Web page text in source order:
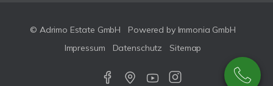
© Adrimo Estate GmbH
Powered by Immonia GmbH
Impressum
Datenschutz Sitemap